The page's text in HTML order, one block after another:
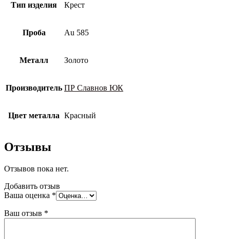
Тип изделия Крест
Проба Au 585
Металл Золото
Производитель ПР Славнов ЮК
Цвет металла Красный
Отзывы
Отзывов пока нет.
Добавить отзыв
Ваша оценка *
Ваш отзыв *